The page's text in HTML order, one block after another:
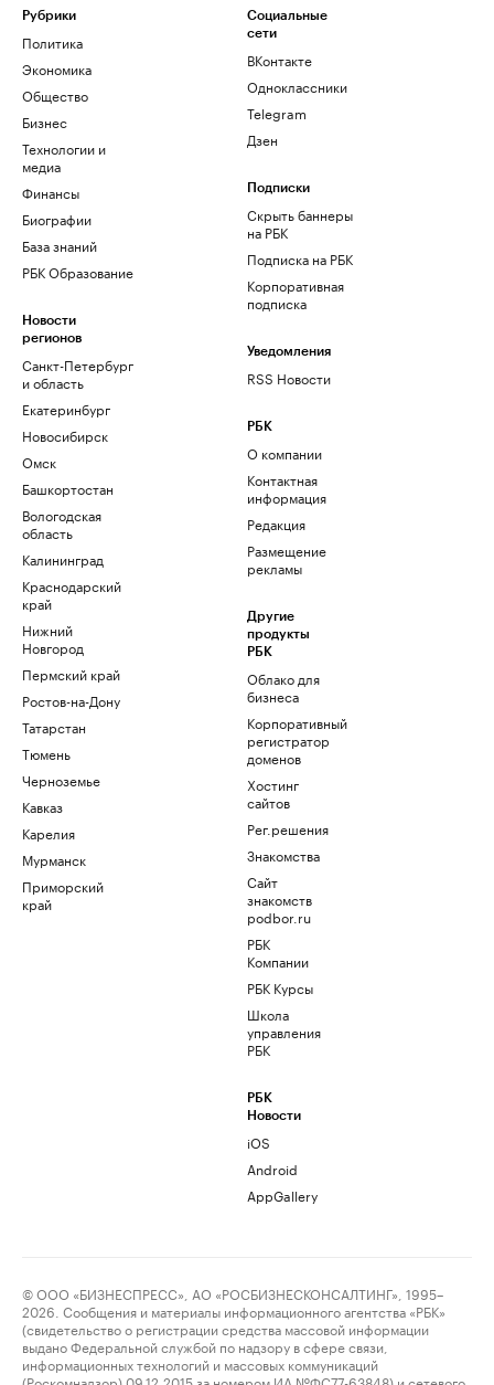
Рубрики
Политика
Экономика
Общество
Бизнес
Технологии и
медиа
Финансы
Биографии
База знаний
РБК Образование
Новости
регионов
Санкт-Петербург
и область
Екатеринбург
Новосибирск
Омск
Башкортостан
Вологодская
область
Калининград
Краснодарский
край
Нижний
Новгород
Пермский край
Ростов-на-Дону
Татарстан
Тюмень
Черноземье
Кавказ
Карелия
Мурманск
Приморский
край
Социальные
сети
ВКонтакте
Одноклассники
Telegram
Дзен
Подписки
Скрыть баннеры
на РБК
Подписка на РБК
Корпоративная
подписка
Уведомления
RSS Новости
РБК
О компании
Контактная
информация
Редакция
Размещение
рекламы
Другие
продукты
РБК
Облако для
бизнеса
Корпоративный
регистратор
доменов
Хостинг
сайтов
Рег.решения
Знакомства
Сайт
знакомств
podbor.ru
РБК
Компании
РБК Курсы
Школа
управления
РБК
РБК
Новости
iOS
Android
AppGallery
© ООО «БИЗНЕСПРЕСС», АО «РОСБИЗНЕСКОНСАЛТИНГ», 1995–
2026. Сообщения и материалы информационного агентства «РБК»
(свидетельство о регистрации средства массовой информации
выдано Федеральной службой по надзору в сфере связи,
информационных технологий и массовых коммуникаций